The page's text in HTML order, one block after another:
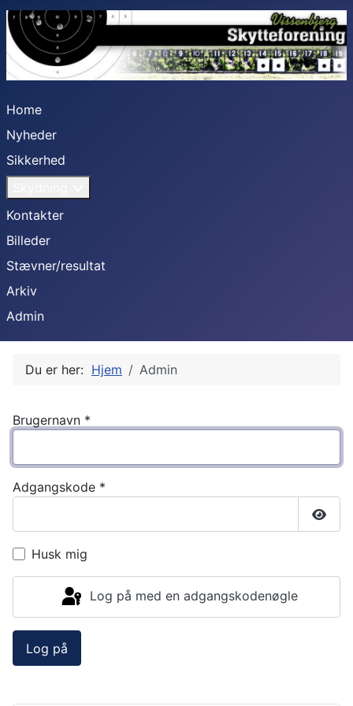
Home
Nyheder
Sikkerhed
Kontakter
Billeder
Stævner/resultat
Arkiv
Admin
Du er her: Hjem Admin
Brugernavn *
Adgangskode *
Vis
Husk mig
Log på med en adgangskodenøgle
Log på